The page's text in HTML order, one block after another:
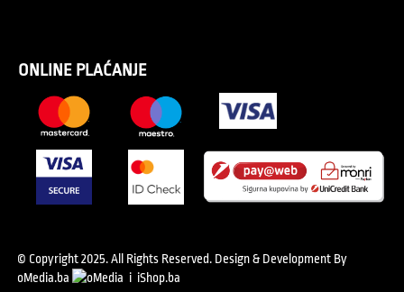
ONLINE PLAĆANJE
© Copyright 2025. All Rights Reserved. Design & Development By
oMedia.ba
i iShop.ba